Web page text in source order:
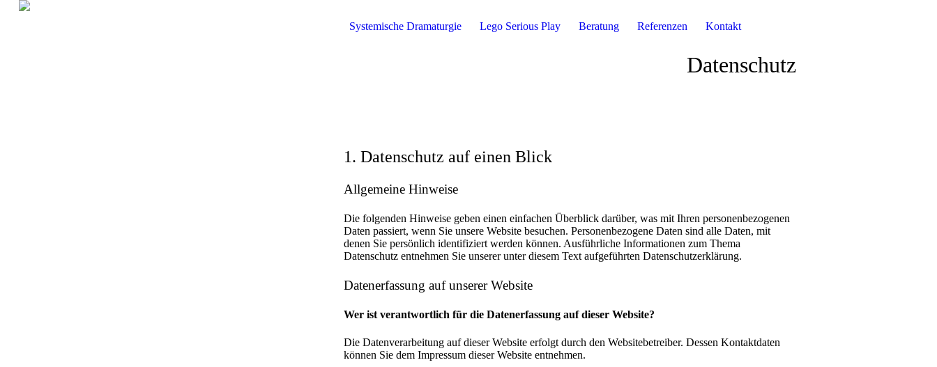
Systemische Dramaturgie Lego Serious Play Beratung Referenzen Kontakt
Datenschutz
1. Datenschutz auf einen Blick
Allgemeine Hinweise
Die folgenden Hinweise geben einen einfachen Überblick darüber, was mit Ihren personenbezogenen
Daten passiert, wenn Sie unsere Website besuchen. Personenbezogene Daten sind alle Daten, mit
denen Sie persönlich identifiziert werden können. Ausführliche Informationen zum Thema
Datenschutz entnehmen Sie unserer unter diesem Text aufgeführten Datenschutzerklärung.
Datenerfassung auf unserer Website
Wer ist verantwortlich für die Datenerfassung auf dieser Website?
Die Datenverarbeitung auf dieser Website erfolgt durch den Websitebetreiber. Dessen Kontaktdaten
können Sie dem Impressum dieser Website entnehmen.